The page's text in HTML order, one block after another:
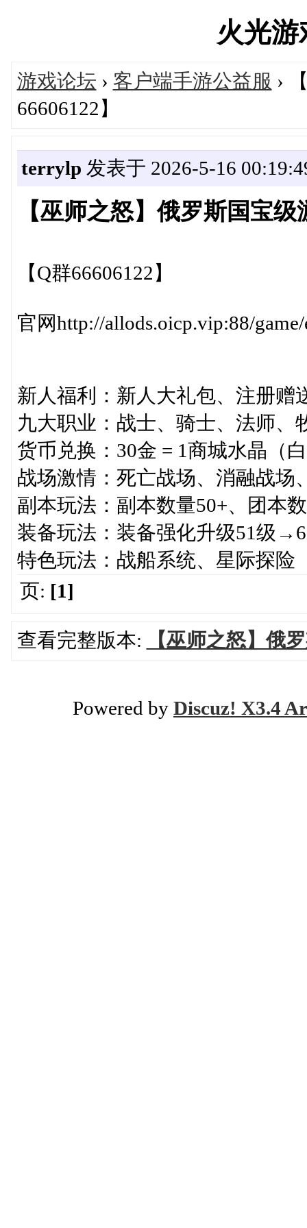
火光
游戏论坛 › 客户端手游公益服 ›
66606122】
terrylp 发表于 2026-5-16
【巫师之怒】俄罗斯国宝级
【Q群66606122】
官网http://allods.oicp.vip:88/
新人福利：新人大礼包、注册赠
九大职业：战士、骑士、法师、
货币兑换：30金 = 1商城水晶（
战场激情：死亡战场、消融战场
副本玩法：副本数量50+、团本
装备玩法：装备强化升级51级
特色玩法：战船系统、星际探险
页: [1]
查看完整版本: 【巫师之怒】俄
Powered by Discuz! X3.4